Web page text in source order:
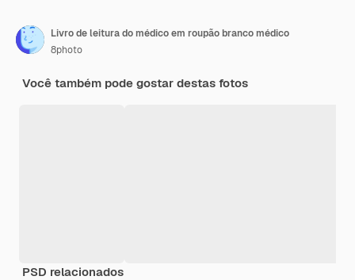
Livro de leitura do médico em roupão branco médico
8photo
Você também pode gostar destas fotos
PSD relacionados